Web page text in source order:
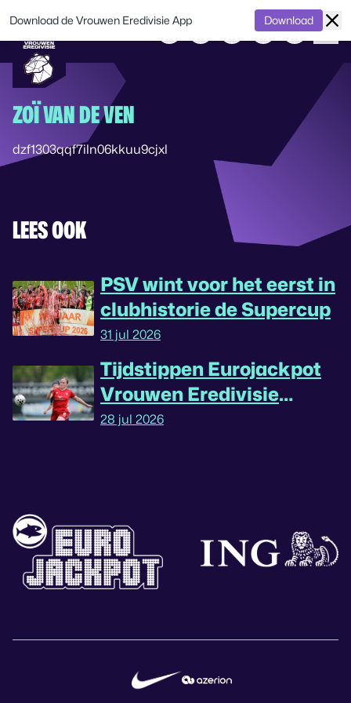
ZOÏ VAN DE VEN
dzf1303qqf7iln06kkuu9cjxl
LEES OOK
PSV wint voor het eerst in
clubhistorie de Supercup
31 jul 2026
Tijdstippen Eurojackpot
Vrouwen Eredivisie
omgedraaid
28 jul 2026
Download de Vrouwen Eredivisie App Download